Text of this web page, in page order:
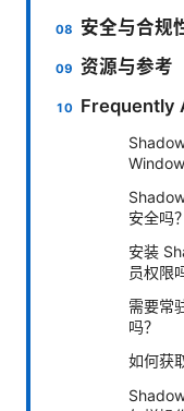
安全与合规
资源与参考
Frequently
安全吗？
安装
员权限
需要常
吗？
如何获